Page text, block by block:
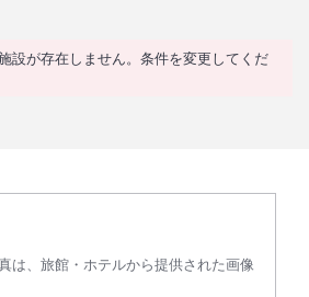
設が存在しません。条件を変更してくだ
は、旅館・ホテルから提供された画像